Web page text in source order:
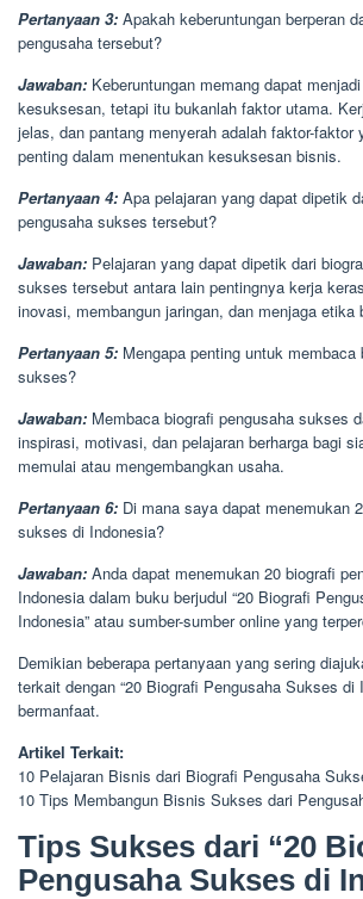
Pertanyaan 3: Apakah keberuntungan berperan
pengusaha tersebut?
Jawaban: Keberuntungan memang dapat
kesuksesan, tetapi itu bukanlah faktor utama.
jelas, dan pantang menyerah adalah faktor-faktor
penting dalam menentukan kesuksesan bisnis.
Pertanyaan 4: Apa pelajaran yang dapat dipetik
pengusaha sukses tersebut?
Jawaban: Pelajaran yang dapat dipetik dari
sukses tersebut antara lain pentingnya kerja
inovasi, membangun jaringan, dan menjaga etika
Pertanyaan 5: Mengapa penting untuk membaca
sukses?
Jawaban: Membaca biografi pengusaha sukses
inspirasi, motivasi, dan pelajaran berharga bagi
memulai atau mengembangkan usaha.
Pertanyaan 6: Di mana saya dapat menemukan
sukses di Indonesia?
Jawaban: Anda dapat menemukan 20 biografi
Indonesia dalam buku berjudul “20 Biografi
Indonesia” atau sumber-sumber online yang
Demikian beberapa pertanyaan yang sering
terkait dengan “20 Biografi Pengusaha Sukses di
bermanfaat.
Artikel Terkait:
10 Pelajaran Bisnis dari Biografi Pengusaha
10 Tips Membangun Bisnis Sukses dari
Tips Sukses dari “20
Pengusaha Sukses di